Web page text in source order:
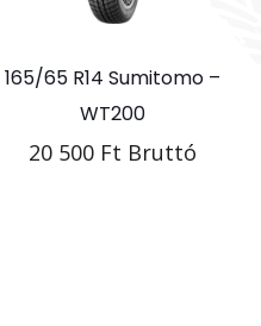
165/65 R14 Sumitomo –
WT200
20 500 Ft Bruttó